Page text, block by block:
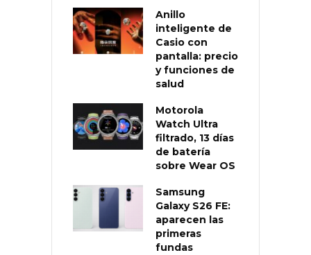
Anillo
inteligente de
Casio con
pantalla: precio
y funciones de
salud
Motorola
Watch Ultra
filtrado, 13 días
de batería
sobre Wear OS
Samsung
Galaxy S26 FE:
aparecen las
primeras
fundas